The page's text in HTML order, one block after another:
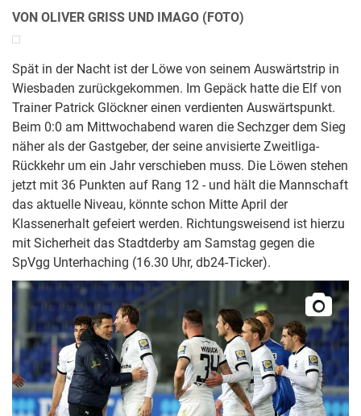
VON OLIVER GRISS UND IMAGO (FOTO)
Spät in der Nacht ist der Löwe von seinem Auswärtstrip in
Wiesbaden zurückgekommen. Im Gepäck hatte die Elf von
Trainer Patrick Glöckner einen verdienten Auswärtspunkt.
Beim 0:0 am Mittwochabend waren die Sechzger dem Sieg
näher als der Gastgeber, der seine anvisierte Zweitliga-
Rückkehr um ein Jahr verschieben muss. Die Löwen stehen
jetzt mit 36 Punkten auf Rang 12 - und hält die Mannschaft
das aktuelle Niveau, könnte schon Mitte April der
Klassenerhalt gefeiert werden. Richtungsweisend ist hierzu
mit Sicherheit das Stadtderby am Samstag gegen die
SpVgg Unterhaching (16.30 Uhr, db24-Ticker).